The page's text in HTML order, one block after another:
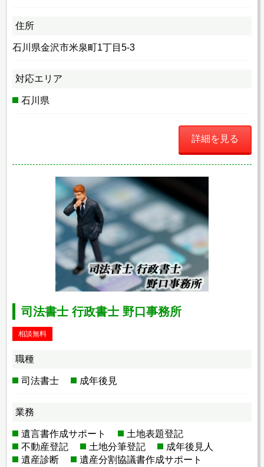
住所
石川県金沢市米泉町1丁目5-3
対応エリア
石川県
詳細を見る
司法書士 行政書士 野口事務所
相談無料
職種
司法書士 成年後見
業務
遺言書作成サポート
土地表題登記
不動産登記
土地分筆登記
成年後見人
遺産診断
遺産分割協議書作成サポート